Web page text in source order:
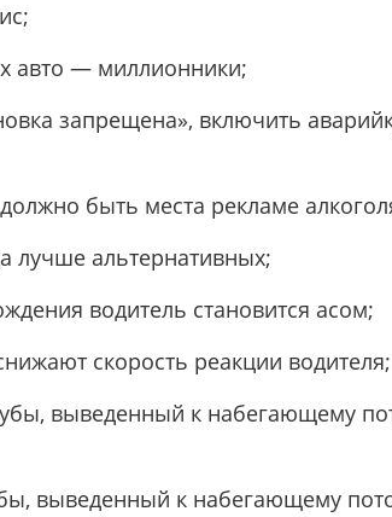
авто — миллионники;
запрещена», включить
быть места рекламе
лучше альтернативных;
водитель становится асом;
скорость реакции водителя;
выведенный к набегающему
выведенный к набегающему